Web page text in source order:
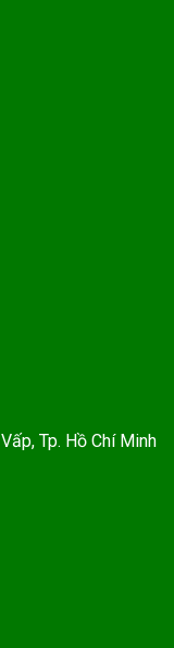
Tp. Hồ Chí Minh